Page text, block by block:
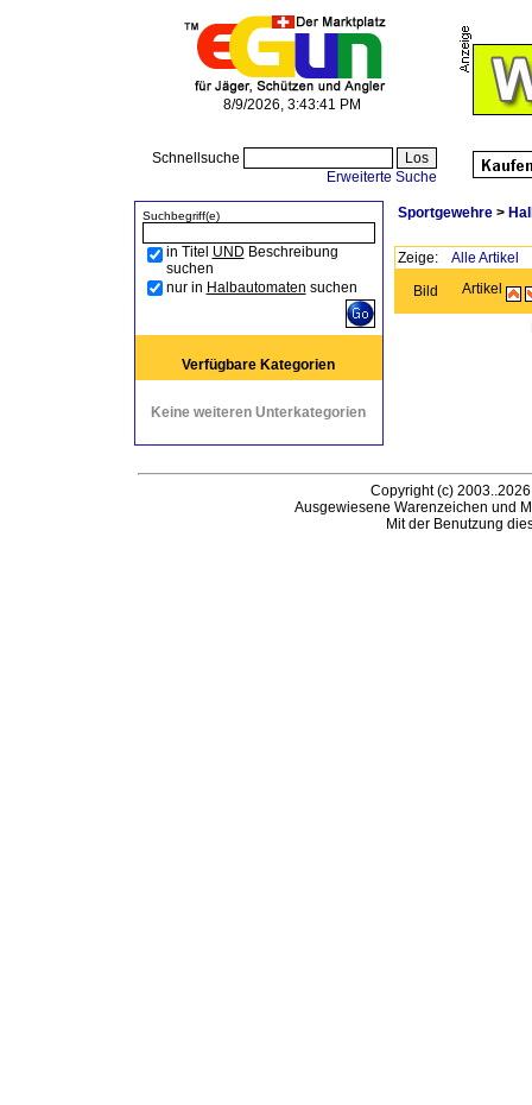
8/9/2026, 3:43:41 PM
Schnellsuche
Erweiterte Suche
Suchbegriff(e)
in Titel UND Beschreibung
suchen
nur in Halbautomaten suchen
Verfügbare Kategorien
Keine weiteren Unterkategorien
Sportgewehre>
Zeige: Alle Artikel
Bild
Artikel
Copyright (c)
Ausgewiesene Warenzeichen und
Mit der Benutzung